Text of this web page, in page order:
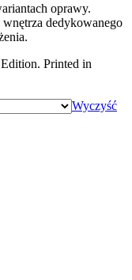
oprawy.
dedykowanego
Printed in
Wyczyść